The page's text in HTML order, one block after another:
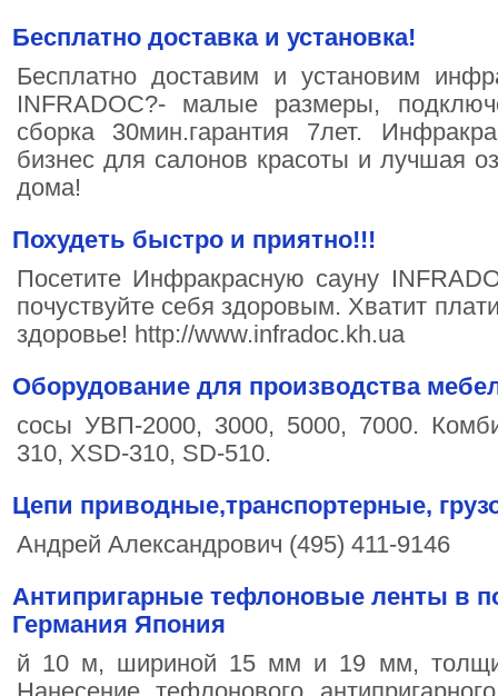
Бесплатно доставка и установка!
Бесплатно доставим и установим
INFRADOC?- малые размеры,
сборка 30мин.гарантия 7лет.
бизнес для салонов красоты и лучшая
дома!
Похудеть быстро и приятно!!!
Посетите Инфракрасную сауну
почуствуйте себя здоровым. Хватит
здоровье! http://www.infradoc.kh.ua
Оборудование для производства
сосы УВП-2000, 3000, 5000, 7000.
310, XSD-310, SD-510.
Цепи приводные,транспортерные,
Андрей Александрович (495) 411-9146
Антипригарные тефлоновые ленты в
Германия Япония
й 10 м, шириной 15 мм и 19 мм,